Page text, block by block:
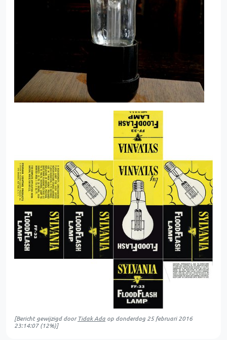
[Bericht gewijzigd doorTidak Ada op donderdag 25 februari 2016
23:14:07(12%)]